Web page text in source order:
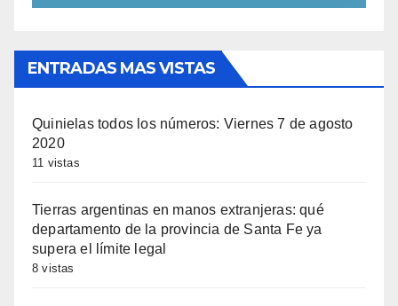
ENTRADAS MAS VISTAS
Quinielas todos los números: Viernes 7 de agosto
2020
11 vistas
Tierras argentinas en manos extranjeras: qué
departamento de la provincia de Santa Fe ya
supera el límite legal
8 vistas